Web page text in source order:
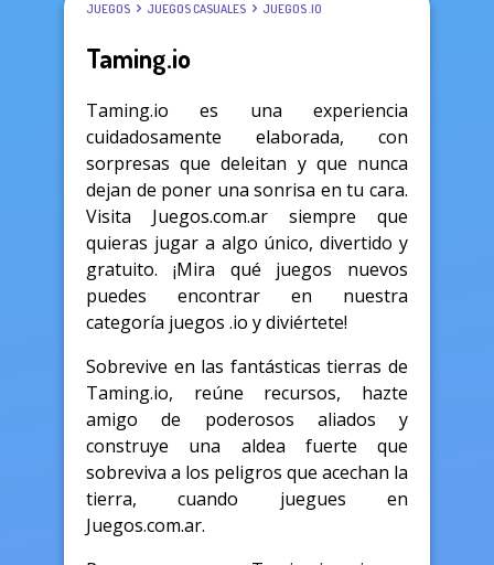
JUEGOS JUEGOS CASUALES JUEGOS .IO
Taming.io
Taming.io es una experiencia
cuidadosamente elaborada, con
sorpresas que deleitan y que nunca
dejan de poner una sonrisa en tu cara.
Visita Juegos.com.ar siempre que
quieras jugar a algo único, divertido y
gratuito. ¡Mira qué juegos nuevos
puedes encontrar en nuestra
categoría juegos .io y diviértete!
Sobrevive en las fantásticas tierras de
Taming.io, reúne recursos, hazte
amigo de poderosos aliados y
construye una aldea fuerte que
sobreviva a los peligros que acechan la
tierra, cuando juegues en
Juegos.com.ar.